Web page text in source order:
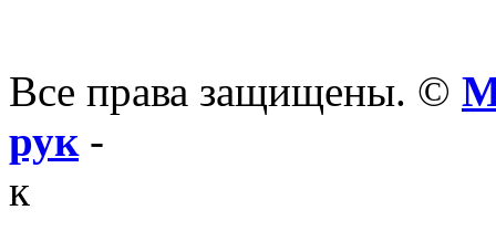
Все права защищены. ©
рук-
к